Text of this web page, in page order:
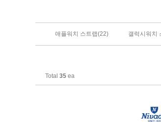
애플워치 스트랩(22) 갤럭시워치
Total 35 ea